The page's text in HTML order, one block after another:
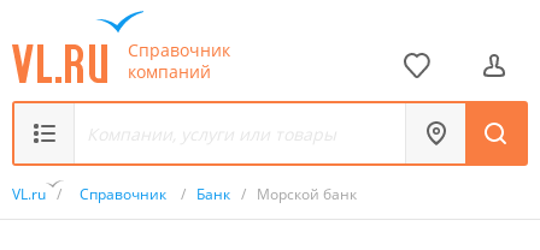
Справочник
компаний
VL.ru / Справочник / Банк / Морской банк